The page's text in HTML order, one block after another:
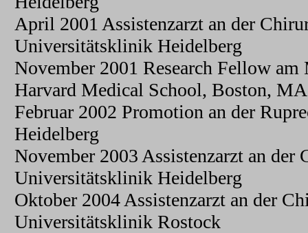
April 2001 Assistenzarzt an der
Universitätsklinik Heidelberg
November 2001 Research Fellow
Harvard Medical School, Boston,
Februar 2002 Promotion an der
Heidelberg
November 2003 Assistenzarzt an der
Universitätsklinik Heidelberg
Oktober 2004 Assistenzarzt an der
Universitätsklinik Rostock